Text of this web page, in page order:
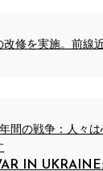
修を実施。前線
間の戦争：人々
IN UKRAINE: